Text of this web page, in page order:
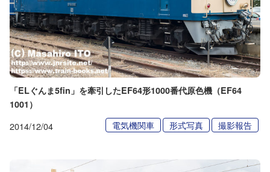
「ELぐんま5fin」を牽引したEF64形1000番代原色機（EF64
1001）
2014/12/04 電気機関車 形式写真 撮影報告